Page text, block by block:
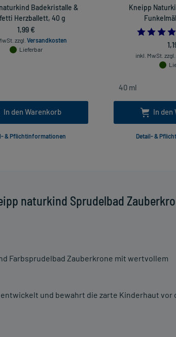
naturkind Sprudelbad
Farbsprudelbad Zauberkrone mit wertvollem
und bewahrt die zarte Kinderhaut vor
Badekristalle &
Herzballett, 40 g
1,99 €
zzgl. Versandkosten
Lieferbar
In den Warenkorb
& Pflichtinformationen
Kneipp
inkl. MwSt. zzgl.
In den
Detail- &